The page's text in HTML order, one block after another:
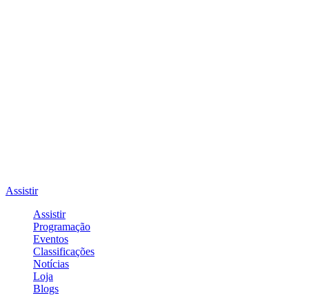
Assistir
Assistir
Programação
Eventos
Classificações
Notícias
Loja
Blogs